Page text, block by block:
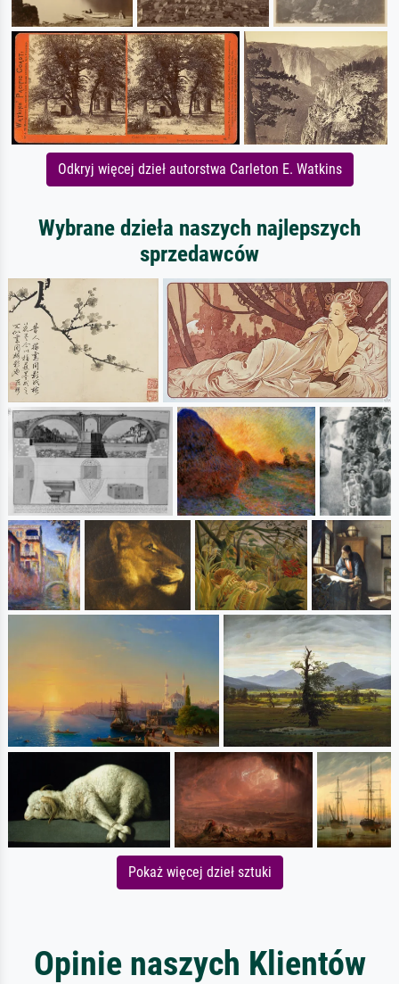
Odkryj więcej dzieł autorstwa Carleton E. Watkins
Wybrane dzieła naszych najlepszych
sprzedawców
Pokaż więcej dzieł sztuki
Opinie naszych Klientów